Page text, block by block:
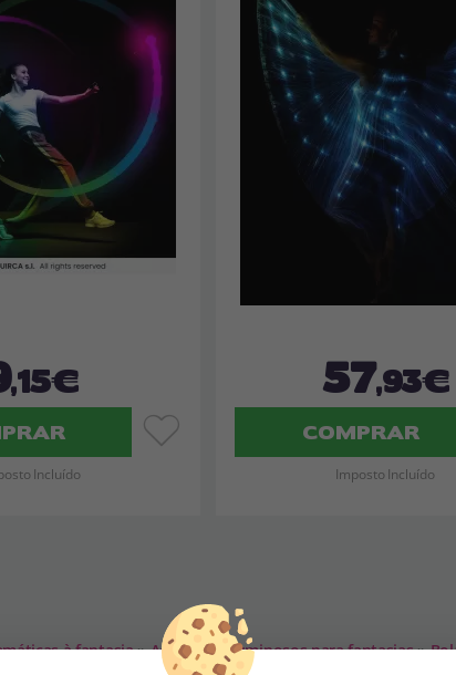
,15€
Incluído
57,93€
COMPRAR
Imposto Incluído
à fantasia»Acessórios luminosos para fantasias»